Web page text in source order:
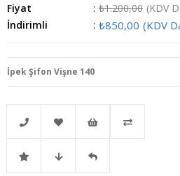
Fiyat
: ₺1.200,00 (KDV
İndirimli
: ₺850,00 (KDV
İpek Şifon Vişne 140
Telefonla Favorilere İstek